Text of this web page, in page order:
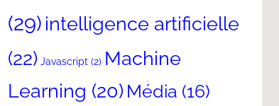
(29) intelligence artificielle
(22) Javascript (2) Machine
Learning (20) Média (16)